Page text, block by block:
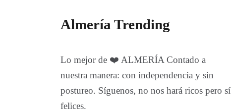
Almería Trending
Lo mejor de ❤️ ALMERÍA Contado a
nuestra manera: con independencia y sin
postureo. Síguenos, no nos hará ricos pero sí
felices.